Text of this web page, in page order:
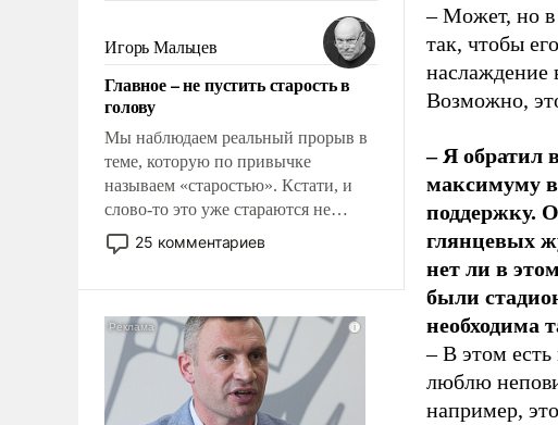
продемонстрировать, что Украина
вступила в вооруженное
противостояние с Ираном.
Игорь Мальцев
Главное – не пустить старость в
голову
Мы наблюдаем реальный прорыв в
теме, которую по привычке
называем «старостью». Кстати, и
слово-то это уже стараются не
использовать – так же, как «бабка»,
«дед», – хотя бы в образованной
25 комментариев
– Может, но в
так, чтобы
наслаждение
Возможно,
– Я обратил
максимуму
поддержку.
глянцевых
нет ли в
были
необходима
– В этом есть
люблю
например,